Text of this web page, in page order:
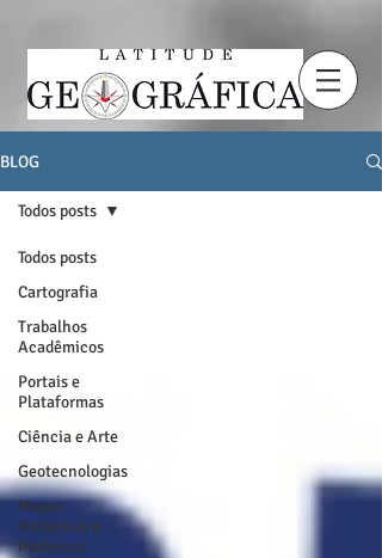
BLOG
Todos posts
Cartografia
Trabalhos
Acadêmicos
Portais e
Plataformas
Ciência e Arte
Geotecnologias
Mapas
Históricos e
Modernos
Todos posts